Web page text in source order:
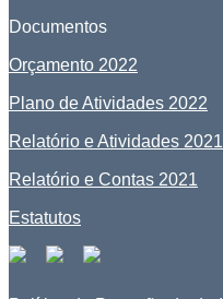
Documentos
Orçamento 2022
Plano de Atividades 2022
Relatório e Atividades 2021
Relatório e Contas 2021
Estatutos